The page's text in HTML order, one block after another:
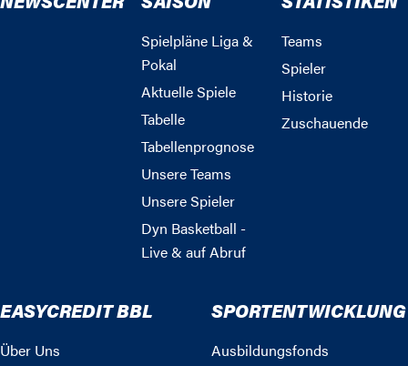
Spielpläne Liga &
Pokal
Aktuelle Spiele
Tabelle
Tabellenprognose
Unsere Teams
Unsere Spieler
Dyn Basketball -
Live & auf Abruf
Teams
Spieler
Historie
Zuschauende
EASYCREDIT BBL
Über Uns
SPORTENTWICKLUNG
Ausbildungsfonds